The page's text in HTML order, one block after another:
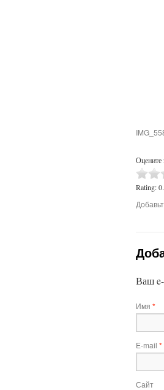
Оцените
Rating:
Ваш e-
Имя *
E-mail *
Сайт